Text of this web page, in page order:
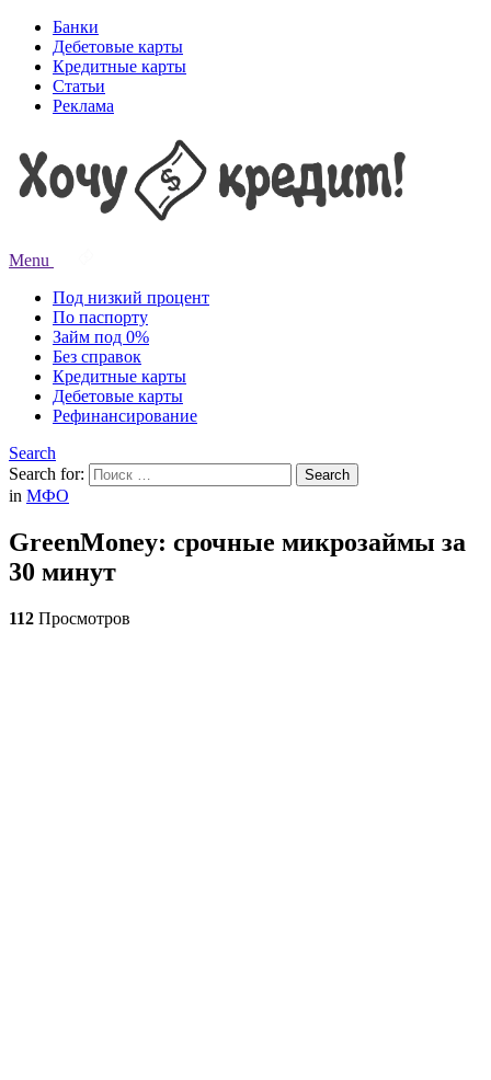
Банки
Дебетовые карты
Кредитные карты
Статьи
Реклама
Menu
Под низкий процент
По паспорту
Займ под 0%
Без справок
Кредитные карты
Дебетовые карты
Рефинансирование
Search
Search for:
Search
in МФО
GreenMoney: срочные микрозаймы за
30 минут
112 Просмотров